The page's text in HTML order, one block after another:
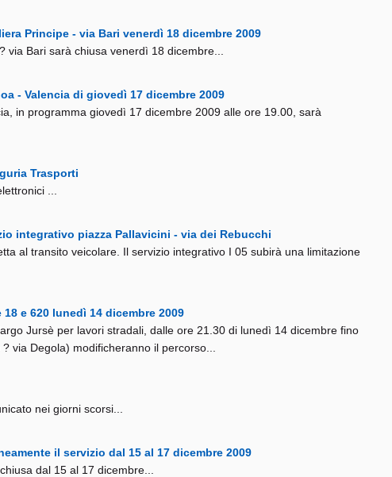
Principe - via Bari venerdì 18 dicembre 2009
Bari sarà chiusa venerdì 18 dicembre...
- Valencia di giovedì 17 dicembre 2009
in programma giovedì 17 dicembre 2009 alle ore 19.00, sarà
Trasporti
...
integrativo piazza Pallavicini - via dei Rebucchi
al transito veicolare. Il servizio integrativo I 05 subirà una limitazione
e 620 lunedì 14 dicembre 2009
Jursè per lavori stradali, dalle ore 21.30 di lunedì 14 dicembre fino
via Degola) modificheranno il percorso...
nei giorni scorsi...
il servizio dal 15 al 17 dicembre 2009
dal 15 al 17 dicembre...